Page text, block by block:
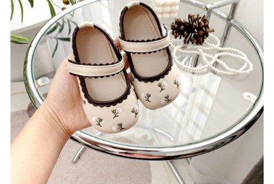
Mã giảm giá:
Ngày hết hạn:
Điều kiện: